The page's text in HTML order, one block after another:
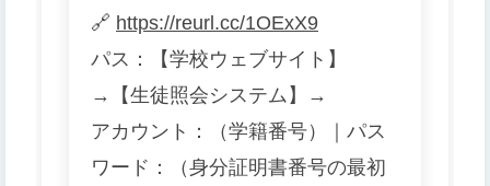
🔗 https://reurl.cc/1OExX9
パス：【学校ウェブサイト】
→【生徒照会システム】→
アカウント：（学籍番号）｜パス
ワード：（身分証明書番号の最初